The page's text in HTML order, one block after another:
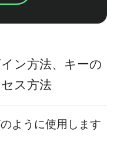
ン方法、キーの
ス方法
ように使用します